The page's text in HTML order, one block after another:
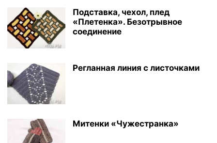
Подставка, чехол, плед
«Плетенка». Безотрывное
соединение
Регланная линия с листочками
Митенки «Чужестранка»